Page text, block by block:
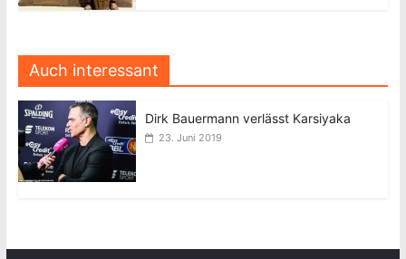
Auch interessant
Dirk Bauermann verlässt Karsiyaka
23. Juni 2019